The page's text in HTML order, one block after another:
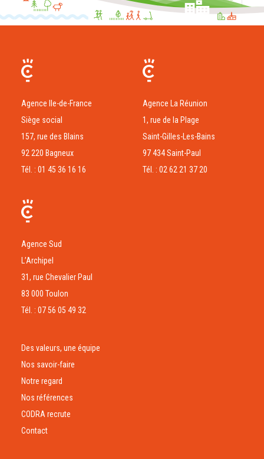
Agence Ile-de-France
Siège social
157, rue des Blains
92 220 Bagneux
Tél. : 01 45 36 16 16
Agence La Réunion
1, rue de la Plage
Saint-Gilles-Les-Bains
97 434 Saint-Paul
Tél. : 02 62 21 37 20
Agence Sud
L’Archipel
31, rue Chevalier Paul
83 000 Toulon
Tél. : 07 56 05 49 32
Des valeurs, une équipe
Nos savoir-faire
Notre regard
Nos références
CODRA recrute
Contact